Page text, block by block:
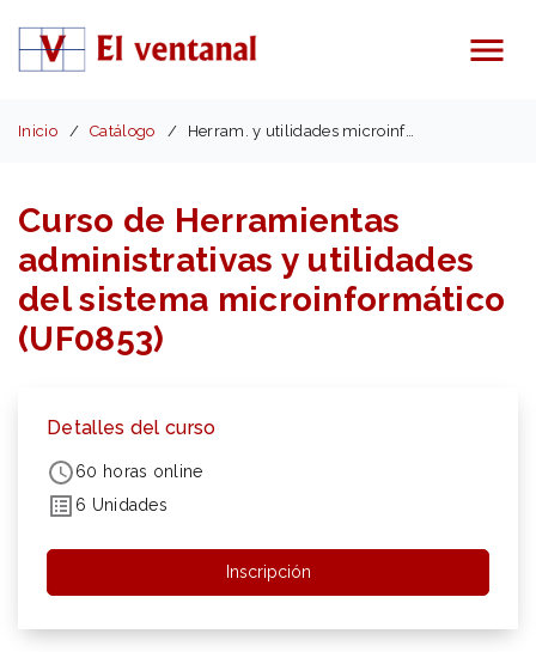
Menú
Inicio Catálogo Herram. y utilidades microinformáticas (UF0853)
Curso de Herramientas
administrativas y utilidades
del sistema microinformático
(UF0853)
Detalles del curso
60 horas online
6 Unidades
Inscripción